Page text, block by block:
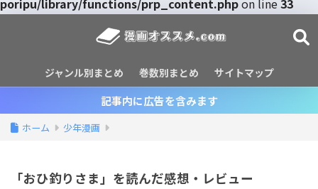
poripu/library/functions/prp_content.phpon line33
ジャンル別まとめ 巻数別まとめ サイトマップ
記事内に広告を含みます
ホーム 少年漫画
「おひ釣りさま」を読んだ感想・レビュー